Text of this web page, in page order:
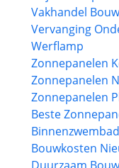
Vakhandel
Vervanging
Werflamp
Zonnepanelen
Zonnepanelen
Zonnepanelen
Beste
Bouwkosten